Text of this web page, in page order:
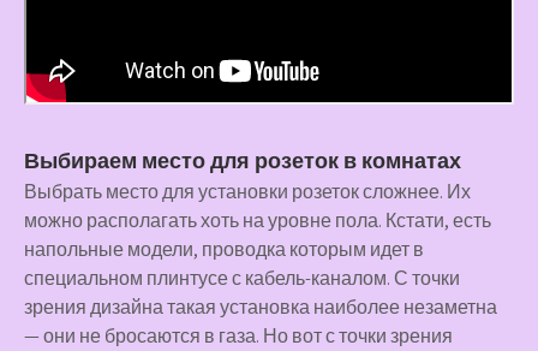
Выбираем место для розеток в комнатах
Выбрать место для установки розеток сложнее. Их
можно располагать хоть на уровне пола. Кстати, есть
напольные модели, проводка которым идет в
специальном плинтусе с кабель-каналом. С точки
зрения дизайна такая установка наиболее незаметна
— они не бросаются в газа. Но вот с точки зрения